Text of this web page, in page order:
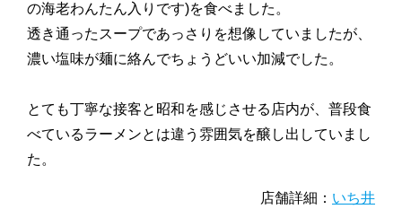
の海老わんたん入りです)を食べました。
透き通ったスープであっさりを想像していましたが、
濃い塩味が麺に絡んでちょうどいい加減でした。
とても丁寧な接客と昭和を感じさせる店内が、普段食
べているラーメンとは違う雰囲気を醸し出していまし
た。
店舗詳細： いち井